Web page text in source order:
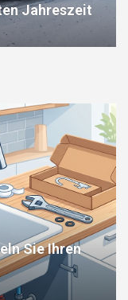
Jahreszeit
Sie Ihren